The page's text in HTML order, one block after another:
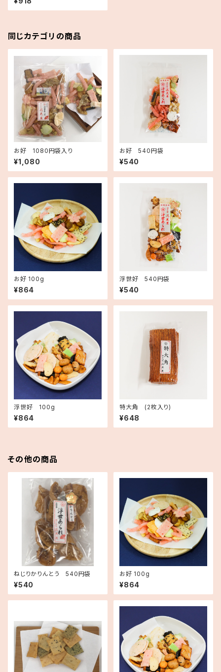
同じカテゴリの商品
お好 1080円袋入り
¥1,080
お好 540円袋
¥540
お好 100g
¥864
浮世好 540円袋
¥540
浮世好 100g
¥864
特大角 (2枚入り)
¥648
その他の商品
ねじりかりんとう 540円袋
¥540
お好 100g
¥864